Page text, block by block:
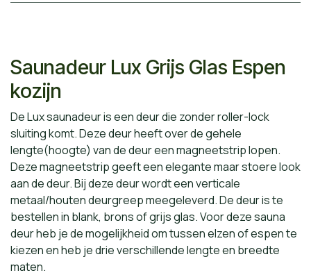
Saunadeur Lux Grijs Glas Espen
kozijn
De Lux saunadeur is een deur die zonder roller-lock
sluiting komt. Deze deur heeft over de gehele
lengte(hoogte) van de deur een magneetstrip lopen.
Deze magneetstrip geeft een elegante maar stoere look
aan de deur. Bij deze deur wordt een verticale
metaal/houten deurgreep meegeleverd. De deur is te
bestellen in blank, brons of grijs glas. Voor deze sauna
deur heb je de mogelijkheid om tussen elzen of espen te
kiezen en heb je drie verschillende lengte en breedte
maten.